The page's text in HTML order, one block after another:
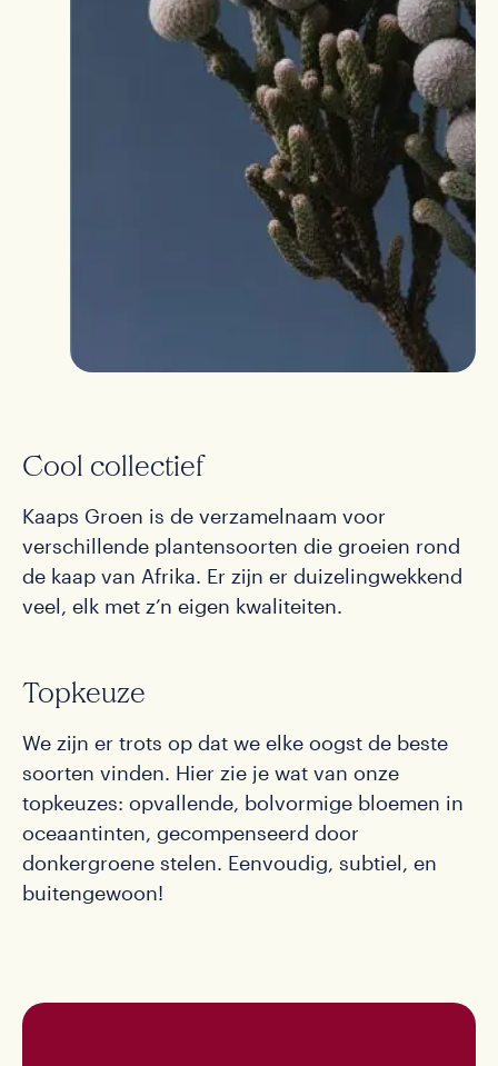
Cool collectief
Kaaps Groen is de verzamelnaam voor
verschillende plantensoorten die groeien rond
de kaap van Afrika. Er zijn er duizelingwekkend
veel, elk met z’n eigen kwaliteiten.
Topkeuze
We zijn er trots op dat we elke oogst de beste
soorten vinden. Hier zie je wat van onze
topkeuzes: opvallende, bolvormige bloemen in
oceaantinten, gecompenseerd door
donkergroene stelen. Eenvoudig, subtiel, en
buitengewoon!